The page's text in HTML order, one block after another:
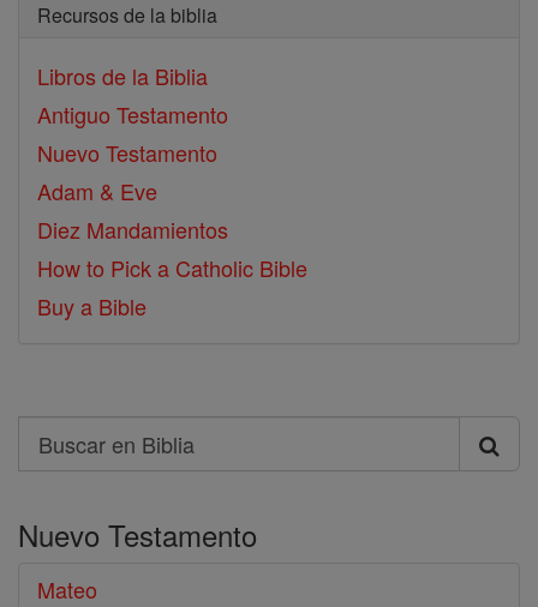
Recursos de la biblia
Libros de la Biblia
Antiguo Testamento
Nuevo Testamento
Adam & Eve
Diez Mandamientos
How to Pick a Catholic Bible
Buy a Bible
Search
Buscar
Biblia
Nuevo Testamento
Mateo